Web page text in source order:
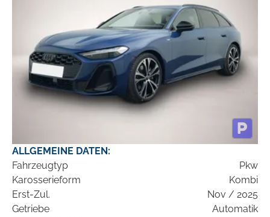
ALLGEMEINE DATEN:
Fahrzeugtyp
Pkw
Karosserieform
Kombi
Erst-Zul.
Nov / 2025
Getriebe
Automatik